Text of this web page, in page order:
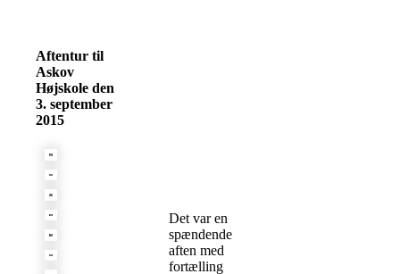
Aftentur til
Askov
Højskole den
3. september
2015
Det var en
spændende
aften med
fortælling